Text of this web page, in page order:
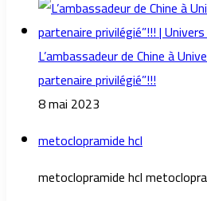
L’ambassadeur de Chine à
partenaire privilégié”!!!
8 mai 2023
metoclopramide hcl
metoclopramide hcl